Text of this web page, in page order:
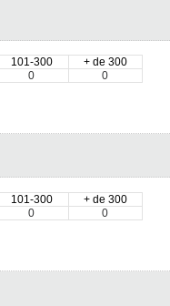
101-300
+ de 300
0
0
101-300
+ de 300
0
0